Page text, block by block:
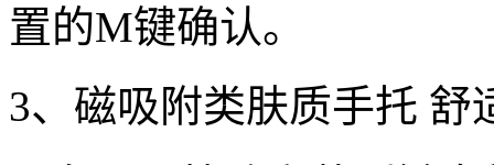
置的M键确认。
3、磁吸附类肤质手托 舒